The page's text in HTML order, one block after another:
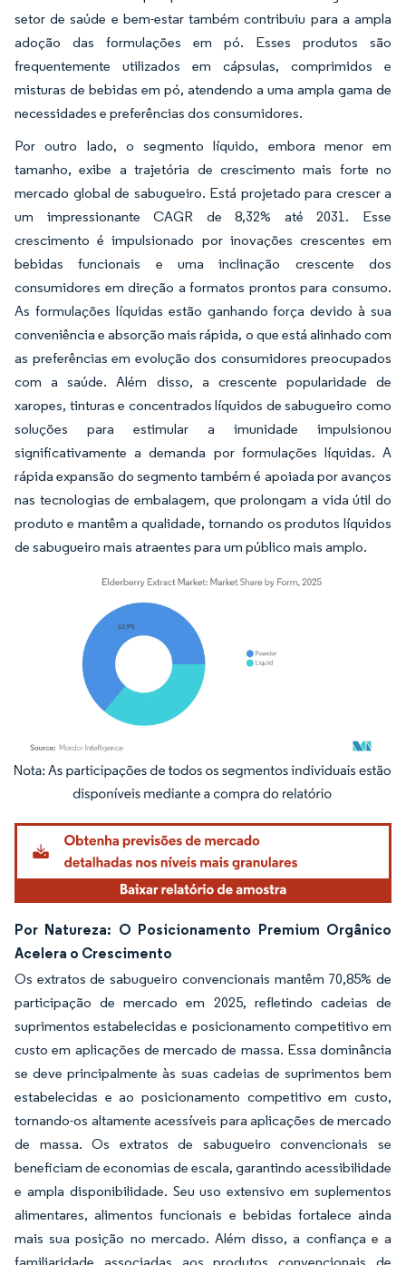
setor de saúde e bem-estar também contribuiu para a ampla
adoção das formulações em pó. Esses produtos são
frequentemente utilizados em cápsulas, comprimidos e
misturas de bebidas em pó, atendendo a uma ampla gama de
necessidades e preferências dos consumidores.
Por outro lado, o segmento líquido, embora menor em
tamanho, exibe a trajetória de crescimento mais forte no
mercado global de sabugueiro. Está projetado para crescer a
um impressionante CAGR de 8,32% até 2031. Esse
crescimento é impulsionado por inovações crescentes em
bebidas funcionais e uma inclinação crescente dos
consumidores em direção a formatos prontos para consumo.
As formulações líquidas estão ganhando força devido à sua
conveniência e absorção mais rápida, o que está alinhado com
as preferências em evolução dos consumidores preocupados
com a saúde. Além disso, a crescente popularidade de
xaropes, tinturas e concentrados líquidos de sabugueiro como
soluções para estimular a imunidade impulsionou
significativamente a demanda por formulações líquidas. A
rápida expansão do segmento também é apoiada por avanços
nas tecnologias de embalagem, que prolongam a vida útil do
produto e mantêm a qualidade, tornando os produtos líquidos
de sabugueiro mais atraentes para um público mais amplo.
Imagem © Mordor Intelligence. O reuso requer atribuição conforme CC BY 4.0.
Por Natureza: O Posicionamento Premium Orgânico
Acelera o Crescimento
Os extratos de sabugueiro convencionais mantêm 70,85% de
participação de mercado em 2025, refletindo cadeias de
suprimentos estabelecidas e posicionamento competitivo em
custo em aplicações de mercado de massa. Essa dominância
se deve principalmente às suas cadeias de suprimentos bem
estabelecidas e ao posicionamento competitivo em custo,
tornando-os altamente acessíveis para aplicações de mercado
de massa. Os extratos de sabugueiro convencionais se
beneficiam de economias de escala, garantindo acessibilidade
e ampla disponibilidade. Seu uso extensivo em suplementos
alimentares, alimentos funcionais e bebidas fortalece ainda
mais sua posição no mercado. Além disso, a confiança e a